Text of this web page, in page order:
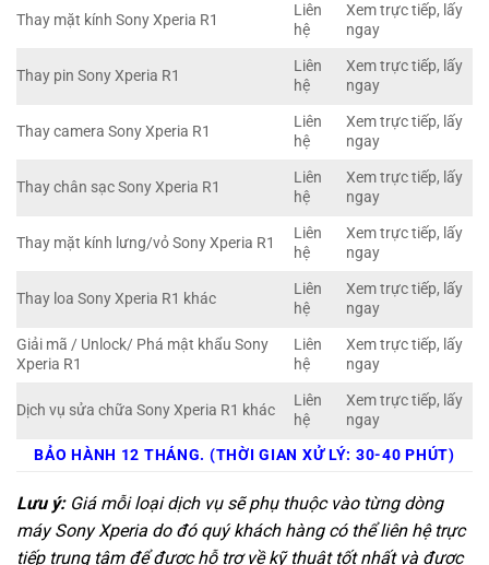
Thay mặt kính Sony Xperia R1
Liên
hệ
Xem trực tiếp, lấy
ngay
Thay pin Sony Xperia R1
Liên
hệ
Xem trực tiếp, lấy
ngay
Thay camera Sony Xperia R1
Liên
hệ
Xem trực tiếp, lấy
ngay
Thay chân sạc Sony Xperia R1
Liên
hệ
Xem trực tiếp, lấy
ngay
Thay mặt kính lưng/vỏ Sony Xperia R1
Liên
hệ
Xem trực tiếp, lấy
ngay
Thay loa Sony Xperia R1 khác
Liên
hệ
Xem trực tiếp, lấy
ngay
Giải mã / Unlock/ Phá mật khẩu Sony
Xperia R1
Liên
hệ
Xem trực tiếp, lấy
ngay
Dịch vụ sửa chữa Sony Xperia R1 khác
Liên
hệ
Xem trực tiếp, lấy
ngay
BẢO HÀNH 12 THÁNG. (THỜI GIAN XỬ LÝ: 30-40 PHÚT)
Lưu ý:Giá mỗi loại dịch vụ sẽ phụ thuộc vào từng dòng
máy Sony Xperia do đó quý khách hàng có thể liên hệ trực
tiếp trung tâm để được hỗ trợ về kỹ thuật tốt nhất và được